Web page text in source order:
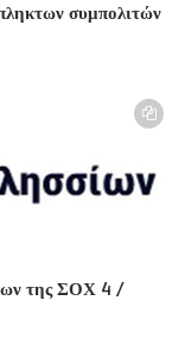
συμπολιτών
της ΣΟΧ 4 /